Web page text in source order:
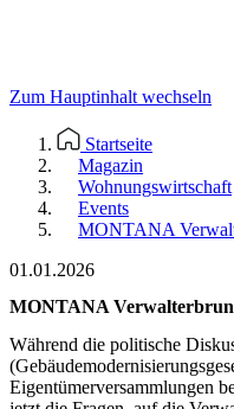
Zum Hauptinhalt wechseln
Startseite
Magazin
Wohnungswirtschaft
Events
MONTANA
01.01.2026
MONTANA
Während die politische
Eigentümerversammlungen